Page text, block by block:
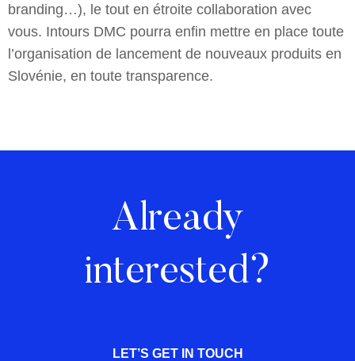
branding…), le tout en étroite collaboration avec
vous. Intours DMC pourra enfin mettre en place toute
l’organisation de lancement de nouveaux produits en
Slovénie, en toute transparence.
Already
interested?
LET’S GET IN TOUCH